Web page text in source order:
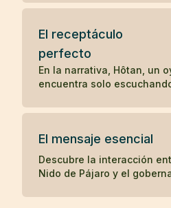
desencadenando un dolor
era solo el reflejo de un
su miedo y recuperando
destaca cómo la mente
por percepciones
reconocimiento de la
El receptáculo
perfecto
En la narrativa, Hôtan, un
encuentra solo
tiempo. Al enfrentar la
audiencia para ilustrar
comprende la enseñanza
que los demás asistentes
en comprensión como las
El mensaje esencial
Descubre la interacción
Nido de Pájaro y el
enseñanza budista de